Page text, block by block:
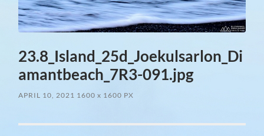
23.8_Island_25d_Joekulsarlon_Di
amantbeach_7R3-091.jpg
APRIL 10, 2021 1600x 1600 PX